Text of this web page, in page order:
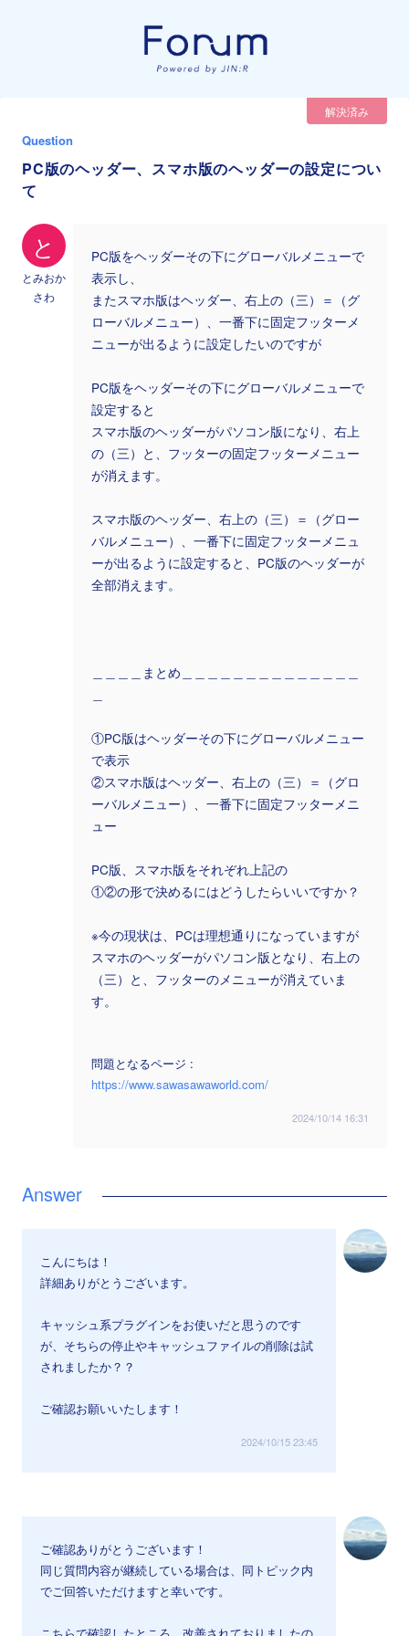
解決済み
Question
PC版のヘッダー、スマホ版のヘッダーの設定につい
て
と
とみおか
さわ
PC版をヘッダーその下にグローバルメニューで
表示し、
またスマホ版はヘッダー、右上の（三）＝（グ
ローバルメニュー）、一番下に固定フッターメ
ニューが出るように設定したいのですが
PC版をヘッダーその下にグローバルメニューで
設定すると
スマホ版のヘッダーがパソコン版になり、右上
の（三）と、フッターの固定フッターメニュー
が消えます。
スマホ版のヘッダー、右上の（三）＝（グロー
バルメニュー）、一番下に固定フッターメニュ
ーが出るように設定すると、PC版のヘッダーが
全部消えます。
＿＿＿＿まとめ＿＿＿＿＿＿＿＿＿＿＿＿＿＿
①PC版はヘッダーその下にグローバルメニュー
で表示
②スマホ版はヘッダー、右上の（三）＝（グロ
ーバルメニュー）、一番下に固定フッターメニ
ュー
PC版、スマホ版をそれぞれ上記の
①②の形で決めるにはどうしたらいいですか？
※今の現状は、PCは理想通りになっていますが
スマホのヘッダーがパソコン版となり、右上の
（三）と、フッターのメニューが消えていま
す。
問題となるページ :
https://www.sawasawaworld.com/
2024/10/14 16:31
こんにちは！
詳細ありがとうございます。
キャッシュ系プラグインをお使いだと思うのです
が、そちらの停止やキャッシュファイルの削除は試
されましたか？？
ご確認お願いいたします！
2024/10/15 23:45
ご確認ありがとうございます！
同じ質問内容が継続している場合は、同トピック内
でご回答いただけますと幸いです。
こちらで確認したところ、改善されておりましたの